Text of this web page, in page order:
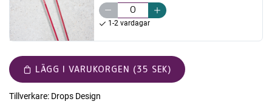
1-2 vardagar
LÄGG I VARUKORGEN (35 SEK)
Tillverkare: Drops Design